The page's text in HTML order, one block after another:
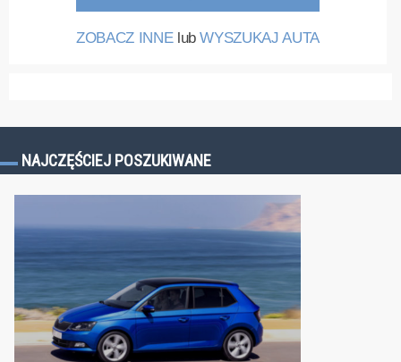
ZOBACZ INNElubWYSZUKAJ AUTA
NAJCZĘŚCIEJ POSZUKIWANE